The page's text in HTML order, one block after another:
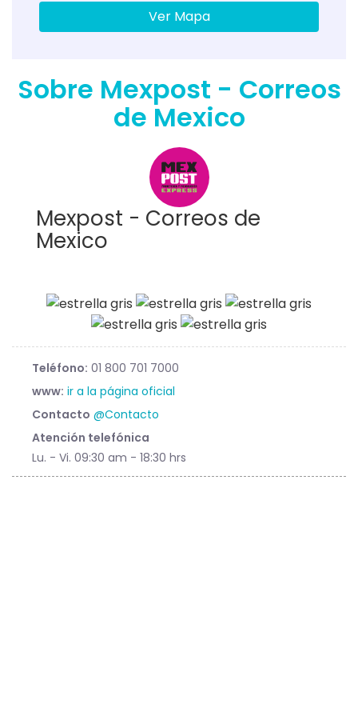
Ver Mapa
Sobre Mexpost - Correos
de Mexico
Mexpost - Correos de
Mexico
Teléfono: 01 800 701 7000
www: ir a la página oficial
Contacto @Contacto
Atención telefónica
Lu. - Vi. 09:30 am - 18:30 hrs